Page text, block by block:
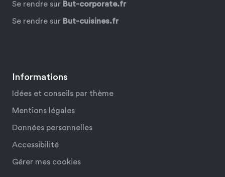
Informations
Idées et conseils par thème
Mentions légales
Données personnelles
Accessibilité
Gérer mes cookies
Se rendre sur But-corporate.fr
Se rendre sur But-cuisines.fr